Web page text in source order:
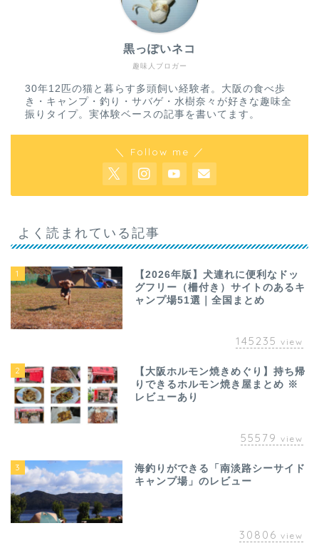
趣味人ブロガー
黒っぽいネコ
30年12匹の猫と暮らす多頭飼い経験者。大阪の食べ歩
き・キャンプ・釣り・サバゲ・水樹奈々が好きな趣味全
振りタイプ。実体験ベースの記事を書いてます。
＼ Follow me ／
よく読まれている記事
1
【2026年版】犬連れに便利なドッ
グフリー（柵付き）サイトのあるキ
ャンプ場51選｜全国まとめ
145235 view
2
【大阪ホルモン焼きめぐり】持ち帰
りできるホルモン焼き屋まとめ ※
レビューあり
55579 view
3
海釣りができる「南淡路シーサイド
キャンプ場」のレビュー
30806 view